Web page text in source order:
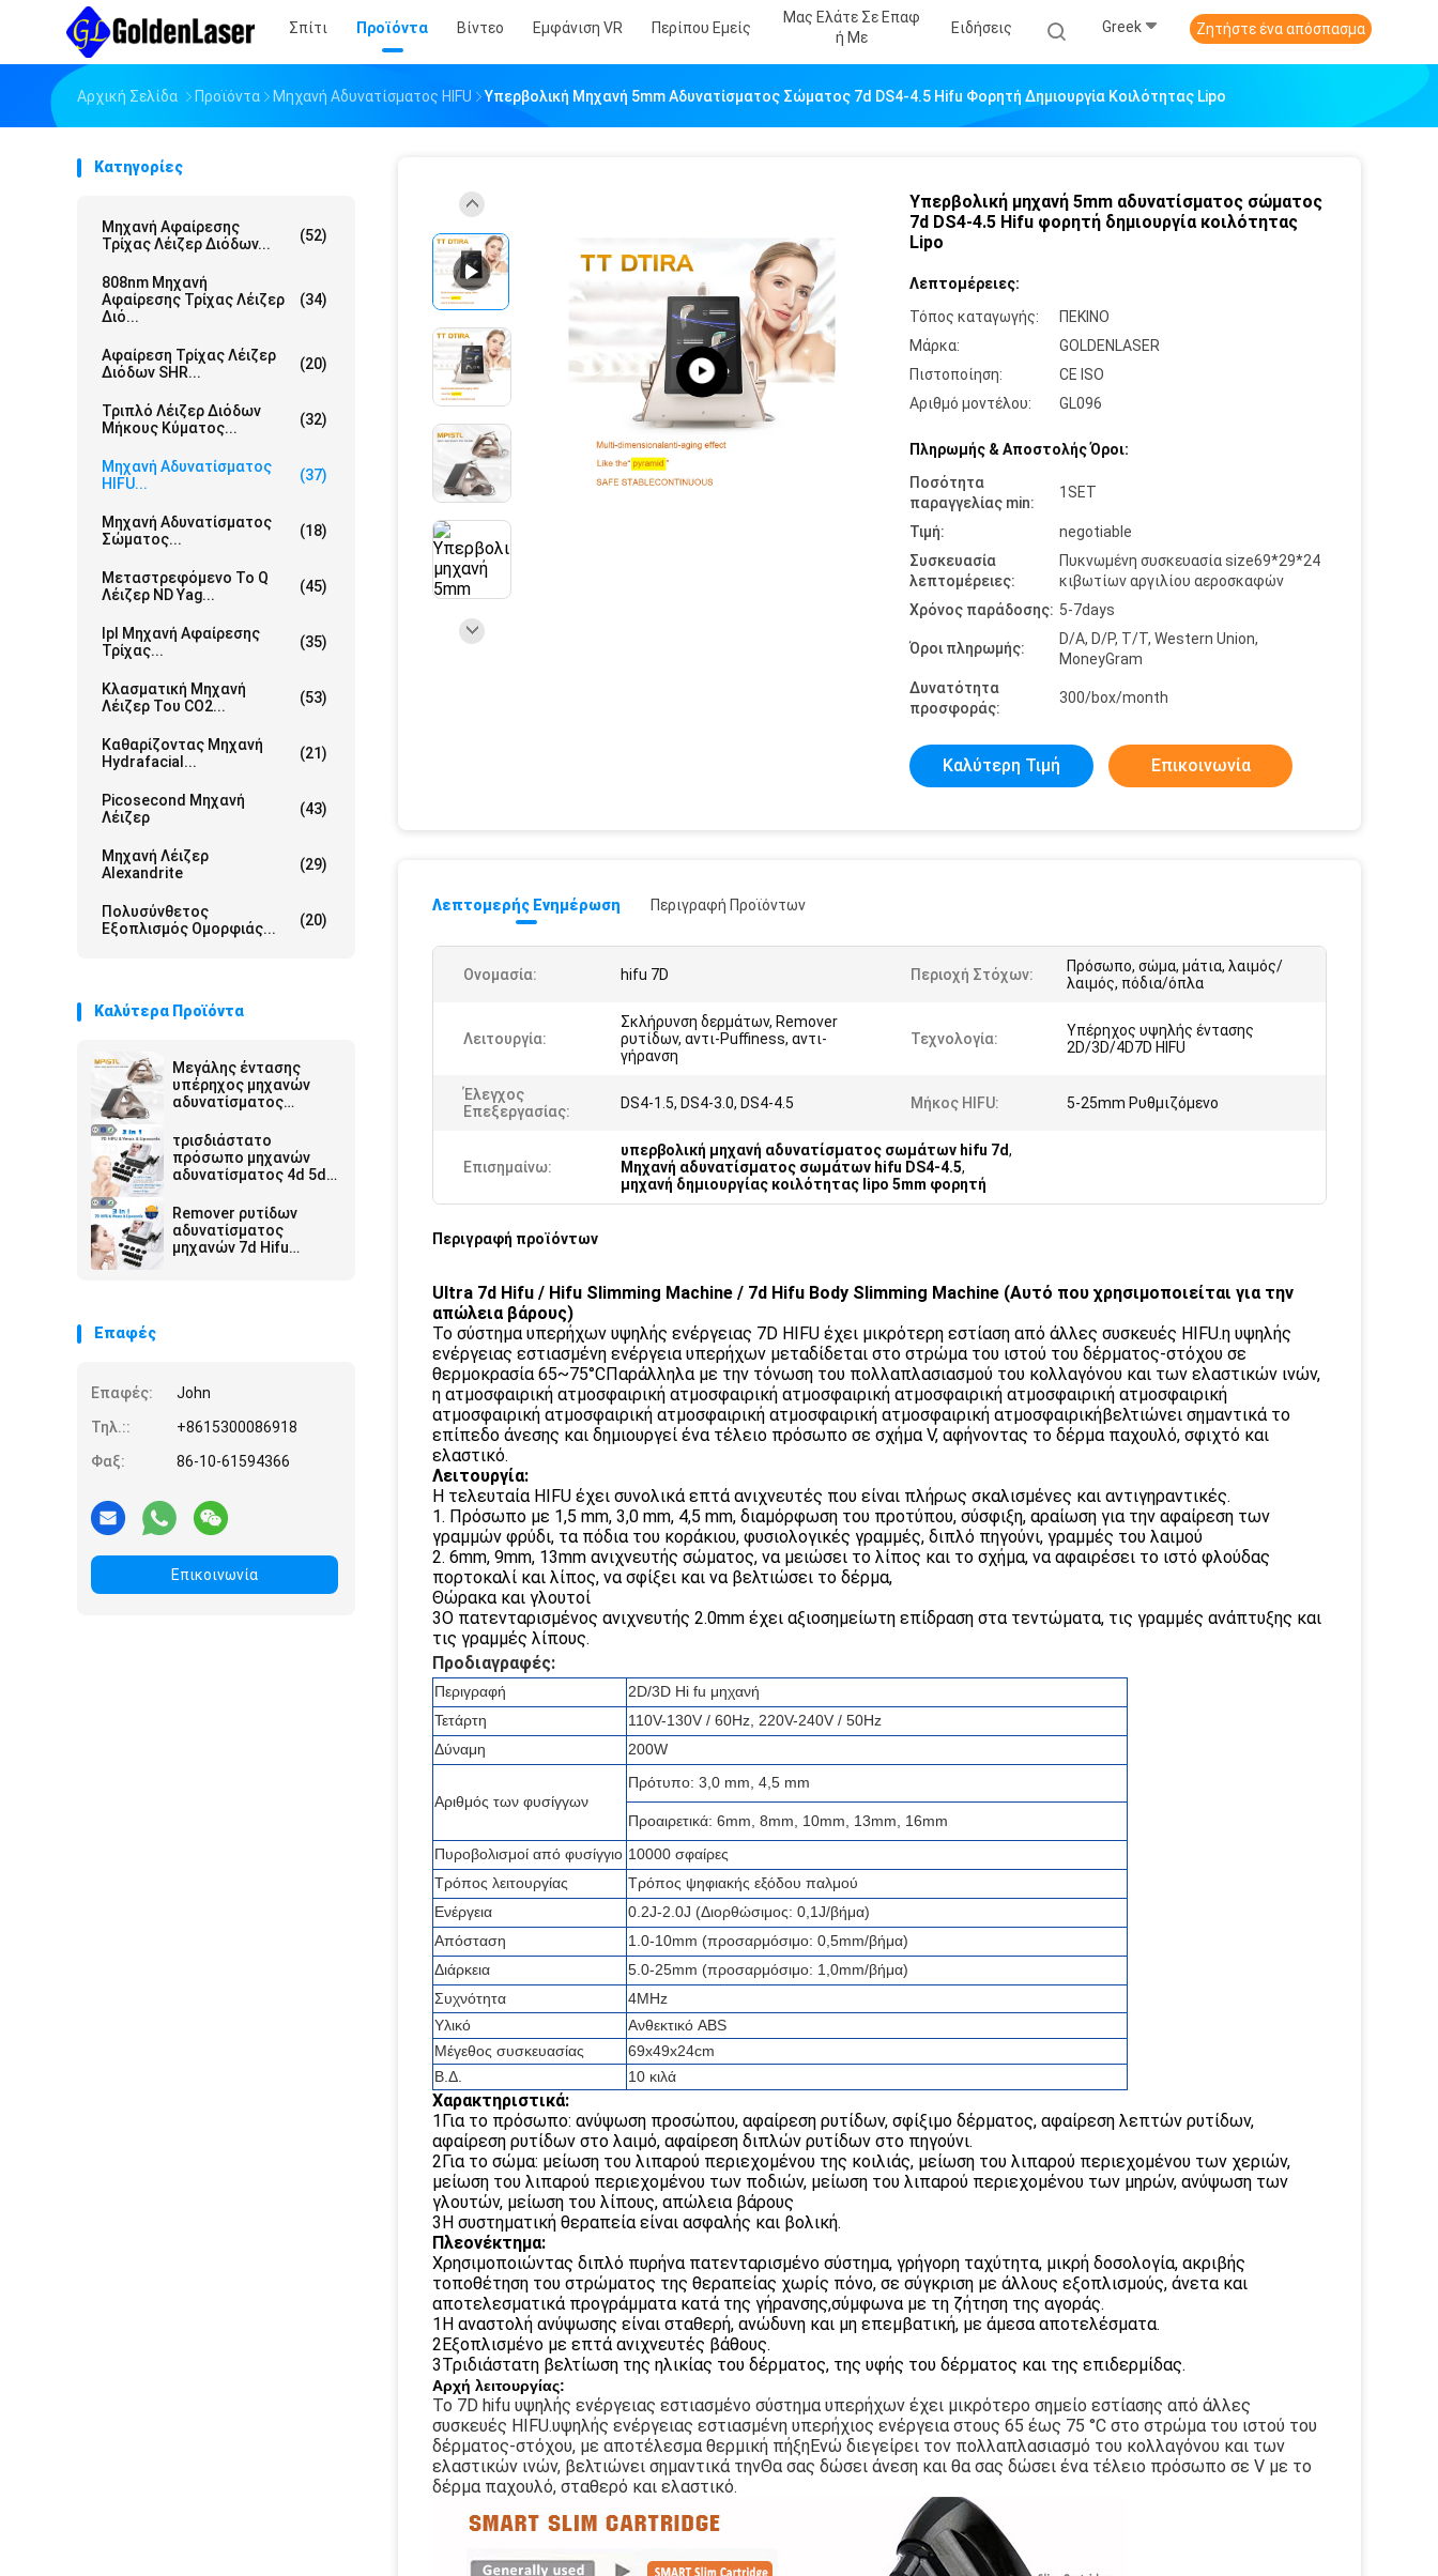
Σπίτι Προϊόντα Βίντεο Εμφάνιση VR Περίπου Εμείς
Μας Ελάτε Σε Επαφ
Ή Με
Ειδήσεις Greek Ζητήστε ένα απόσπασμα
Αρχική Σελίδα Προϊόντα Μηχανή Αδυνατίσματος HIFU Υπερβολική Μηχανή 5mm Αδυνατίσματος Σώματος 7d DS4-4.5 Hifu Φορητή Δημιουργία Κοιλότητας Lipo
Κατηγορίες
Μηχανή Αφαίρεσης
Τρίχας Λέιζερ Διόδων...
(52)
808nm Μηχανή
Αφαίρεσης Τρίχας Λέιζερ
Διό...
(34)
Αφαίρεση Τρίχας Λέιζερ
Διόδων SHR...
(20)
Τριπλό Λέιζερ Διόδων
Μήκους Κύματος...
(32)
Μηχανή Αδυνατίσματος
HIFU...
(37)
Μηχανή Αδυνατίσματος
Σώματος...
(18)
Μεταστρεφόμενο Το Q
Λέιζερ ND Yag...
(45)
Ipl Μηχανή Αφαίρεσης
Τρίχας...
(35)
Κλασματική Μηχανή
Λέιζερ Του CO2...
(53)
Καθαρίζοντας Μηχανή
Hydrafacial...
(21)
Picosecond Μηχανή
Λέιζερ
(43)
Μηχανή Λέιζερ
Alexandrite
(29)
Πολυσύνθετος
Εξοπλισμός Ομορφιάς...
(20)
Καλύτερα Προϊόντα
Μεγάλης έντασης
υπέρηχος μηχανών
αδυνατίσματος
κάθετος Hifu
τρισδιάστατο
πρόσωπο μηχανών
αδυνατίσματος 4d 5d
ανυψώνει την αντι
ρυτίδα
Remover ρυτίδων
αδυνατίσματος
μηχανών 7d Hifu
Επαφές
Επαφές:
John
Τηλ.::
+8615300086918
Φαξ:
86-10-61594366
Επικοινωνία
Υπερβολική μηχανή 5mm αδυνατίσματος σώματος
7d DS4-4.5 Hifu φορητή δημιουργία κοιλότητας
Lipo
Λεπτομέρειες:
Τόπος καταγωγής:
ΠΕΚΙΝΟ
Μάρκα:
GOLDENLASER
Πιστοποίηση:
CE ISO
Αριθμό μοντέλου:
GL096
Πληρωμής & Αποστολής Όροι:
Ποσότητα
παραγγελίας min:
1SET
Τιμή:
negotiable
Συσκευασία
λεπτομέρειες:
Πυκνωμένη συσκευασία size69*29*24
κιβωτίων αργιλίου αεροσκαφών
Χρόνος παράδοσης: 5-7days
Όροι πληρωμής:
D/A, D/P, T/T, Western Union,
MoneyGram
Δυνατότητα
προσφοράς:
300/box/month
Καλύτερη Τιμή Επικοινωνία
Λεπτομερής Ενημέρωση Περιγραφή Προϊόντων
Ονομασία: hifu 7D Περιοχή Στόχων:
Πρόσωπο, σώμα, μάτια, λαιμός/
λαιμός, πόδια/όπλα
Λειτουργία:
Σκλήρυνση δερμάτων, Remover
ρυτίδων, αντι-Puffiness, αντι-
γήρανση
Τεχνολογία:
Υπέρηχος υψηλής έντασης
2D/3D/4D7D HIFU
Έλεγχος
Επεξεργασίας:
DS4-1.5, DS4-3.0, DS4-4.5 Μήκος HIFU: 5-25mm Ρυθμιζόμενο
Επισημαίνω:
υπερβολική μηχανή αδυνατίσματος σωμάτων hifu 7d,
Μηχανή αδυνατίσματος σωμάτων hifu DS4-4.5,
μηχανή δημιουργίας κοιλότητας lipo 5mm φορητή
Περιγραφή προϊόντων
Ultra 7d Hifu / Hifu Slimming Machine / 7d Hifu Body Slimming Machine (Αυτό που χρησιμοποιείται για την
απώλεια βάρους)
Το σύστημα υπερήχων υψηλής ενέργειας 7D HIFU έχει μικρότερη εστίαση από άλλες συσκευές HIFU.η υψηλής
ενέργειας εστιασμένη ενέργεια υπερήχων μεταδίδεται στο στρώμα του ιστού του δέρματος-στόχου σε
θερμοκρασία 65~75°CΠαράλληλα με την τόνωση του πολλαπλασιασμού του κολλαγόνου και των ελαστικών ινών,
η ατμοσφαιρική ατμοσφαιρική ατμοσφαιρική ατμοσφαιρική ατμοσφαιρική ατμοσφαιρική ατμοσφαιρική
ατμοσφαιρική ατμοσφαιρική ατμοσφαιρική ατμοσφαιρική ατμοσφαιρική ατμοσφαιρικήβελτιώνει σημαντικά το
επίπεδο άνεσης και δημιουργεί ένα τέλειο πρόσωπο σε σχήμα V, αφήνοντας το δέρμα παχουλό, σφιχτό και
ελαστικό.
Λειτουργία:
Η τελευταία HIFU έχει συνολικά επτά ανιχνευτές που είναι πλήρως σκαλισμένες και αντιγηραντικές.
1. Πρόσωπο με 1,5 mm, 3,0 mm, 4,5 mm, διαμόρφωση του προτύπου, σύσφιξη, αραίωση για την αφαίρεση των
γραμμών φρύδι, τα πόδια του κοράκιου, φυσιολογικές γραμμές, διπλό πηγούνι, γραμμές του λαιμού
2. 6mm, 9mm, 13mm ανιχνευτής σώματος, να μειώσει το λίπος και το σχήμα, να αφαιρέσει το ιστό φλούδας
πορτοκαλί και λίπος, να σφίξει και να βελτιώσει το δέρμα,
Θώρακα και γλουτοί
3Ο πατενταρισμένος ανιχνευτής 2.0mm έχει αξιοσημείωτη επίδραση στα τεντώματα, τις γραμμές ανάπτυξης και
τις γραμμές λίπους.
Προδιαγραφές:
Περιγραφή
2D/3D Hi fu μηχανή
Τετάρτη
110V-130V / 60Hz, 220V-240V / 50Hz
Δύναμη
200W
Αριθμός των φυσίγγων
Πρότυπο: 3,0 mm, 4,5 mm
Προαιρετικά: 6mm, 8mm, 10mm, 13mm, 16mm
Πυροβολισμοί από φυσίγγιο 10000 σφαίρες
Τρόπος λειτουργίας
Τρόπος ψηφιακής εξόδου παλμού
Ενέργεια
0.2J-2.0J (Διορθώσιμος: 0,1J/βήμα)
Απόσταση
1.0-10mm (προσαρμόσιμο: 0,5mm/βήμα)
Διάρκεια
5.0-25mm (προσαρμόσιμο: 1,0mm/βήμα)
Συχνότητα
4MHz
Υλικό
Ανθεκτικό ABS
Μέγεθος συσκευασίας
69x49x24cm
Β.Δ.
10 κιλά
Χαρακτηριστικά:
1Για το πρόσωπο: ανύψωση προσώπου, αφαίρεση ρυτίδων, σφίξιμο δέρματος, αφαίρεση λεπτών ρυτίδων,
αφαίρεση ρυτίδων στο λαιμό, αφαίρεση διπλών ρυτίδων στο πηγούνι.
2Για το σώμα: μείωση του λιπαρού περιεχομένου της κοιλιάς, μείωση του λιπαρού περιεχομένου των χεριών,
μείωση του λιπαρού περιεχομένου των ποδιών, μείωση του λιπαρού περιεχομένου των μηρών, ανύψωση των
γλουτών, μείωση του λίπους, απώλεια βάρους
3Η συστηματική θεραπεία είναι ασφαλής και βολική.
Πλεονέκτημα:
Χρησιμοποιώντας διπλό πυρήνα πατενταρισμένο σύστημα, γρήγορη ταχύτητα, μικρή δοσολογία, ακριβής
τοποθέτηση του στρώματος της θεραπείας χωρίς πόνο, σε σύγκριση με άλλους εξοπλισμούς, άνετα και
αποτελεσματικά προγράμματα κατά της γήρανσης,σύμφωνα με τη ζήτηση της αγοράς.
1Η αναστολή ανύψωσης είναι σταθερή, ανώδυνη και μη επεμβατική, με άμεσα αποτελέσματα.
2Εξοπλισμένο με επτά ανιχνευτές βάθους.
3Τριδιάστατη βελτίωση της ηλικίας του δέρματος, της υφής του δέρματος και της επιδερμίδας.
Αρχή λειτουργίας:
Το 7D hifu υψηλής ενέργειας εστιασμένο σύστημα υπερήχων έχει μικρότερο σημείο εστίασης από άλλες
συσκευές HIFU.υψηλής ενέργειας εστιασμένη υπερήχιος ενέργεια στους 65 έως 75 °C στο στρώμα του ιστού του
δέρματος-στόχου, με αποτέλεσμα θερμική πήξηΕνώ διεγείρει τον πολλαπλασιασμό του κολλαγόνου και των
ελαστικών ινών, βελτιώνει σημαντικά τηνΘα σας δώσει άνεση και θα σας δώσει ένα τέλειο πρόσωπο σε V με το
δέρμα παχουλό, σταθερό και ελαστικό.